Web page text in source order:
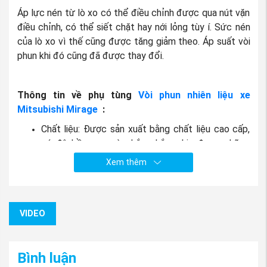
Áp lực nén từ lò xo có thể điều chỉnh được qua nút vặn
điều chỉnh, có thể siết chặt hay nới lỏng tùy í. Sức nén
của lò xo vì thế cũng được tăng giảm theo. Áp suất vòi
phun khi đó cũng đã được thay đổi.
Thông tin về phụ tùngVòi phun nhiên liệu xe
Mitsubishi Mirage :
Chất liệu: Được sản xuất bằng chất liệu cao cấp,
có độ bền cao và chắc chắn, chịu được những
điều kiện khắc nghiệt của thời tiết.
Được nhập khẩu và phân phối bởi: Phụ
Xem thêm
VIDEO
Bình luận